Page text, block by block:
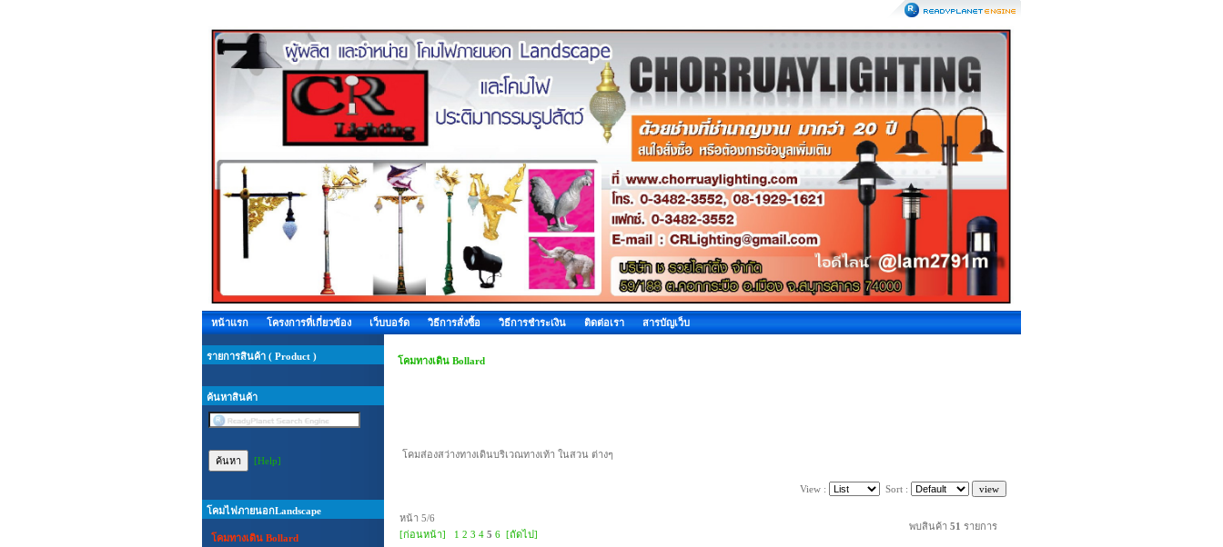
หน้าแรก โครงการที่เกี่ยวข้อง เว็บบอร์ด วิธีการสั่งซื้อ วิธีการชำระเงิน ติดต่อเรา สารบัญเว็บ
รายการสินค้า ( Product )
ค้นหาสินค้า
[Help]
โคมไฟภายนอกLandscape
โคมทางเดิน Bollard
โคมทางเดิน Bollard
โคมส่องสว่างทางเดินบริเวณทางเท้า ในสวน ต่างๆ
View : Sort :
หน้า 5/6
[ก่อนหน้า]
1 2 3 4 5 6 [ถัดไป]
พบสินค้า51 รายการ